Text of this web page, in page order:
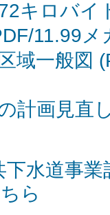
キロバイ
11.99メ
域一般図
計画見直
水道事
ら